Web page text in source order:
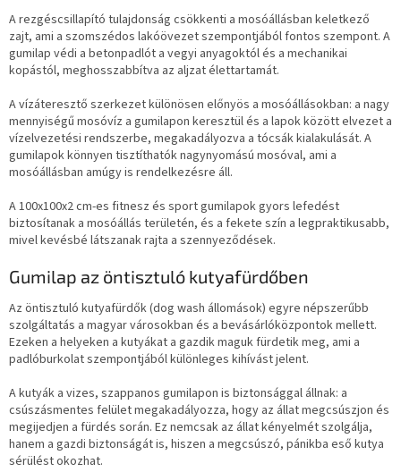
A rezgéscsillapító tulajdonság csökkenti a mosóállásban keletkező
zajt, ami a szomszédos lakóövezet szempontjából fontos szempont. A
gumilap védi a betonpadlót a vegyi anyagoktól és a mechanikai
kopástól, meghosszabbítva az aljzat élettartamát.
A vízáteresztő szerkezet különösen előnyös a mosóállásokban: a nagy
mennyiségű mosóvíz a gumilapon keresztül és a lapok között elvezet a
vízelvezetési rendszerbe, megakadályozva a tócsák kialakulását. A
gumilapok könnyen tisztíthatók nagynyomású mosóval, ami a
mosóállásban amúgy is rendelkezésre áll.
A 100x100x2 cm-es fitnesz és sport gumilapok gyors lefedést
biztosítanak a mosóállás területén, és a fekete szín a legpraktikusabb,
mivel kevésbé látszanak rajta a szennyeződések.
Gumilap az öntisztuló kutyafürdőben
Az öntisztuló kutyafürdők (dog wash állomások) egyre népszerűbb
szolgáltatás a magyar városokban és a bevásárlóközpontok mellett.
Ezeken a helyeken a kutyákat a gazdik maguk fürdetik meg, ami a
padlóburkolat szempontjából különleges kihívást jelent.
A kutyák a vizes, szappanos gumilapon is biztonsággal állnak: a
csúszásmentes felület megakadályozza, hogy az állat megcsúszjon és
megijedjen a fürdés során. Ez nemcsak az állat kényelmét szolgálja,
hanem a gazdi biztonságát is, hiszen a megcsúszó, pánikba eső kutya
sérülést okozhat.